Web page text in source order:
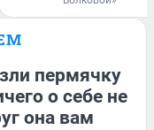
пермячку
о себе не
она вам